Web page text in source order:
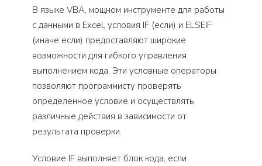
В языке VBA, мощном инструменте для работы
с данными в Excel, условия IF (если) и ELSEIF
(иначе если) предоставляют широкие
возможности для гибкого управления
выполнением кода. Эти условные операторы
позволяют программисту проверять
определенное условие и осуществлять
различные действия в зависимости от
результата проверки.
Условие IF выполняет блок кода, если